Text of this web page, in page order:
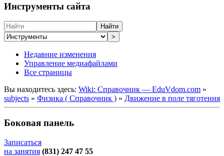
Инструменты сайта
Найти
>
Недавние изменения
Управление медиафайлами
Все страницы
Вы находитесь здесь: Wiki: Справочник — EduVdom.com »
subjects » Физика ( Справочник ) » Движение в поле тяготения
Боковая панель
Записаться
на занятия (831) 247 47 55